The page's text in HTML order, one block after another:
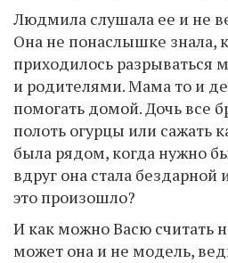
Людмила слушала ее и не
Она не понаслышке знала,
приходилось разрываться
и родителями. Мама то и
помогать домой. Дочь все
полоть огурцы или сажать
была рядом, когда нужно
вдруг она стала бездарной
это произошло?
И как можно Васю считать
может она и не модель,